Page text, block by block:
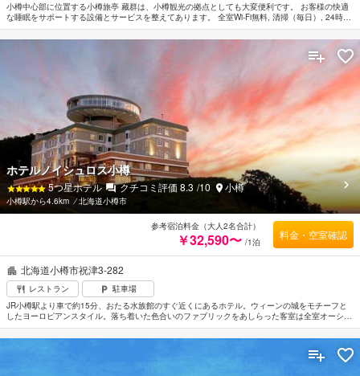
小樽中心部に位置する小樽旅亭 藏群は、小樽観光の拠点としても大変便利です。 お客様の快適
な睡眠をサポートする設備とサービスを整えてあります。 全室Wi-Fi無料, 清掃（毎日）, 24時間
対応フロントデスク, 荷物預かり所, Wi-Fi（共有エリア内）などの館内施設を思う存分ご活用く
ださい。 快適な睡眠をサポートするために各種アメニティを整えております。薄型TV, 無料ティ
ー, リネン類, 鏡, スリッパなどを備えたお部屋でぐっすりとおやすみいただけます。 温泉 など
のリラクゼーションサービスをご満喫ください。 小樽旅亭 藏群は、小樽観光は大変便利なロケ
ーションに位置しているだけなく、客室でゆっくりとお過ごしいただくにも最適です。
北海道小樽市祝津3-282
レストラン
駐車場
JR小樽駅より車で約15分、おたる水族館のすぐ近くにあるホテル。ウィーンの城をモチーフと
したヨーロピアンスタイル。落ち着いた色合いのファブリックをあしらった客室は全室オーシャ
ンビューの露天風呂付きでリラックスしたひとときを過ごせる。天然の海水を用いた露天風呂付
き大浴場も海に面しており、開放感がある。レストランで旬の食材と和のテイストを取り入れた
フレンチが堪能できるのも魅力。周辺は小樽海岸国定公園内の海に囲まれており、アウトドアア
クティビティを気軽に楽しめる好立地。新千歳空港から車で約1時間50分。
ホテルノイシュロス小樽
5つ星ホテル クチコミ評価8.3 /10 小樽
小樽駅から4.6km ⁄北海道小樽市
参考宿泊料金（大人2名合計）
￥32,590〜 /1泊
料金・空室確認